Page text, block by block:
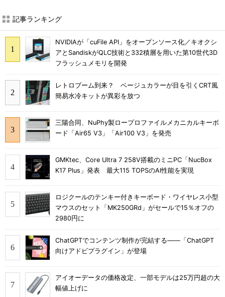
記事ランキング
NVIDIAが「cuFile API」をオープンソース化／キオクシ
アとSandiskがQLC技術と332積層を用いた第10世代3D
フラッシュメモリを開発
レトロブーム到来？ ベージュカラーが目を引くCRT風
簡易水冷キットが異彩を放つ
三陽合同、NuPhy製ロープロファイルメカニカルキーボ
ード「Air65 V3」「Air100 V3」を発売
GMKtec、Core Ultra 7 258V搭載のミニPC「NucBox
K17 Plus」発表 最大115 TOPSのAI性能を実現
ロジクールのテンキー付きキーボード・ワイヤレス小型
マウスのセット「MK250GRd」がセールで15％オフの
2980円に
ChatGPTでコンテンツ制作が完結する――「ChatGPT
向けアドビプラグイン」が登場
アイオーデータの価格改定、一部モデルは25万円超の大
幅値上げに